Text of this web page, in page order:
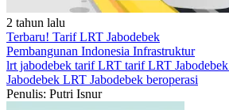
2 tahun lalu
Terbaru! Tarif LRT Jabodebek
Pembangunan Indonesia Infrastruktur
lrt jabodebek tarif LRT tarif LRT Jabodebek
Jabodebek LRT Jabodebek beroperasi
Penulis: Putri Isnur